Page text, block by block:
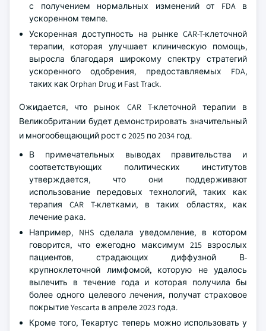
с получением нормальных изменений от FDA в
ускоренном темпе.
Ускоренная доступность на рынке CAR-T-клеточной
терапии, которая улучшает клиническую помощь,
выросла благодаря широкому спектру стратегий
ускоренного одобрения, предоставляемых FDA,
таких как Orphan Drug и Fast Track.
Ожидается, что рынок CAR T-клеточной терапии в
Великобритании будет демонстрировать значительный
и многообещающий рост с 2025 по 2034 год.
В примечательных выводах правительства и
соответствующих политических институтов
утверждается, что они поддерживают
использование передовых технологий, таких как
терапия CAR T-клетками, в таких областях, как
лечение рака.
Например, NHS сделала уведомление, в котором
говорится, что ежегодно максимум 215 взрослых
пациентов, страдающих диффузной В-
крупноклеточной лимфомой, которую не удалось
вылечить в течение года и которая получила бы
более одного целевого лечения, получат страховое
покрытие Yescarta в апреле 2023 года.
Кроме того, Текартус теперь можно использовать у